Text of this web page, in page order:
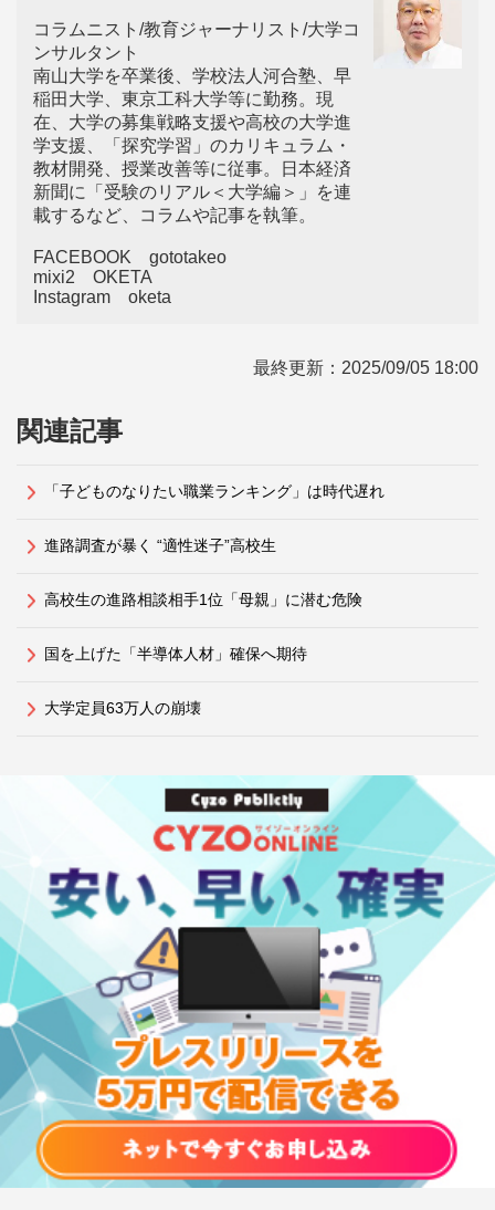
コラムニスト/教育ジャーナリスト/大学コ
ンサルタント
南山大学を卒業後、学校法人河合塾、早
稲田大学、東京工科大学等に勤務。現
在、大学の募集戦略支援や高校の大学進
学支援、「探究学習」のカリキュラム・
教材開発、授業改善等に従事。日本経済
新聞に「受験のリアル＜大学編＞」を連
載するなど、コラムや記事を執筆。
FACEBOOK gototakeo
mixi2 OKETA
Instagram oketa
最終更新： 2025/09/05 18:00
関連記事
「子どものなりたい職業ランキング」は時代遅れ
進路調査が暴く “適性迷子”高校生
高校生の進路相談相手1位「母親」に潜む危険
国を上げた「半導体人材」確保へ期待
大学定員63万人の崩壊